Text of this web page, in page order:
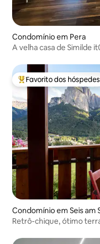
Condomínio em Pera
A velha casa de Similde
Favoritos dos hóspedes
Favorito dos hóspedes
Condomínio em Seis am
Retrô-chique, ótimo